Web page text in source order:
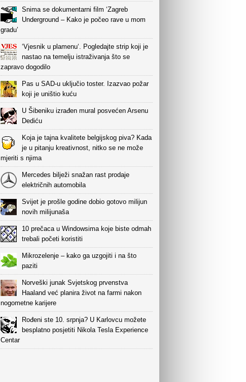
Snima se dokumentarni film ‘Zagreb
Underground – Kako je počeo rave u mom
gradu’
‘Vjesnik u plamenu‘. Pogledajte strip koji je
nastao na temelju istraživanja što se
zapravo dogodilo
Pas u SAD-u uključio toster. Izazvao požar
koji je uništio kuću
U Šibeniku izrađen mural posvećen Arsenu
Dediću
Koja je tajna kvalitete belgijskog piva? Kada
je u pitanju kreativnost, nitko se ne može
mjeriti s njima
Mercedes bilježi snažan rast prodaje
električnih automobila
Svijet je prošle godine dobio gotovo milijun
novih milijunaša
10 prečaca u Windowsima koje biste odmah
trebali početi koristiti
Mikrozelenje – kako ga uzgojiti i na što
paziti
Norveški junak Svjetskog prvenstva
Haaland već planira život na farmi nakon
nogometne karijere
Rođeni ste 10. srpnja? U Karlovcu možete
besplatno posjetiti Nikola Tesla Experience
Centar